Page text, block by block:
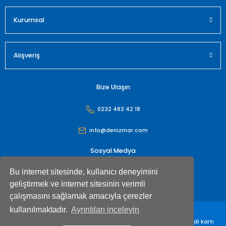
Bu internet sitesinde, kullanıcı deneyimini
geliştirmek ve internet sitesinin verimli
çalışmasını sağlamak amacıyla çerezler
kullanılmaktadır. Ayrıntıları inceleyin
Kurumsal
Alışveriş
Bize Ulaşın
0232 483 42 18
info@denizmar.com
Sosyal Medya
Denizmar İç Dış Ticaret Anonim Şirketi© Tüm hakları saklıdır. Kredi kartı